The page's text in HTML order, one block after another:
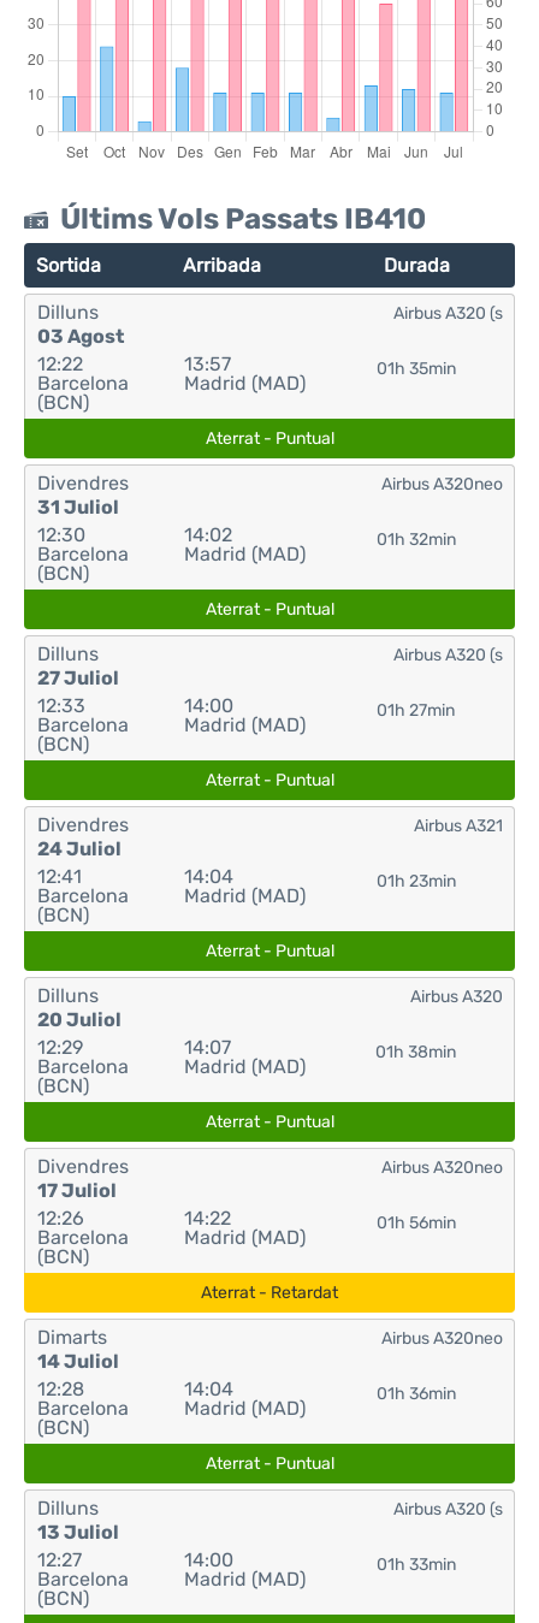
Últims Vols Passats IB410
Sortida Arribada Durada
Dilluns
03 Agost
12:22
Barcelona
(BCN)
13:57
Madrid (MAD)
01h 35min
Airbus A320 (s
Aterrat - Puntual
Divendres
31 Juliol
12:30
Barcelona
(BCN)
14:02
Madrid (MAD)
01h 32min
Airbus A320neo
Aterrat - Puntual
Dilluns
27 Juliol
12:33
Barcelona
(BCN)
14:00
Madrid (MAD)
01h 27min
Airbus A320 (s
Aterrat - Puntual
Divendres
24 Juliol
12:41
Barcelona
(BCN)
14:04
Madrid (MAD)
01h 23min
Airbus A321
Aterrat - Puntual
Dilluns
20 Juliol
12:29
Barcelona
(BCN)
14:07
Madrid (MAD)
01h 38min
Airbus A320
Aterrat - Puntual
Divendres
17 Juliol
12:26
Barcelona
(BCN)
14:22
Madrid (MAD)
01h 56min
Airbus A320neo
Aterrat - Retardat
Dimarts
14 Juliol
12:28
Barcelona
(BCN)
14:04
Madrid (MAD)
01h 36min
Airbus A320neo
Aterrat - Puntual
Dilluns
13 Juliol
12:27
Barcelona
(BCN)
14:00
Madrid (MAD)
01h 33min
Airbus A320 (s